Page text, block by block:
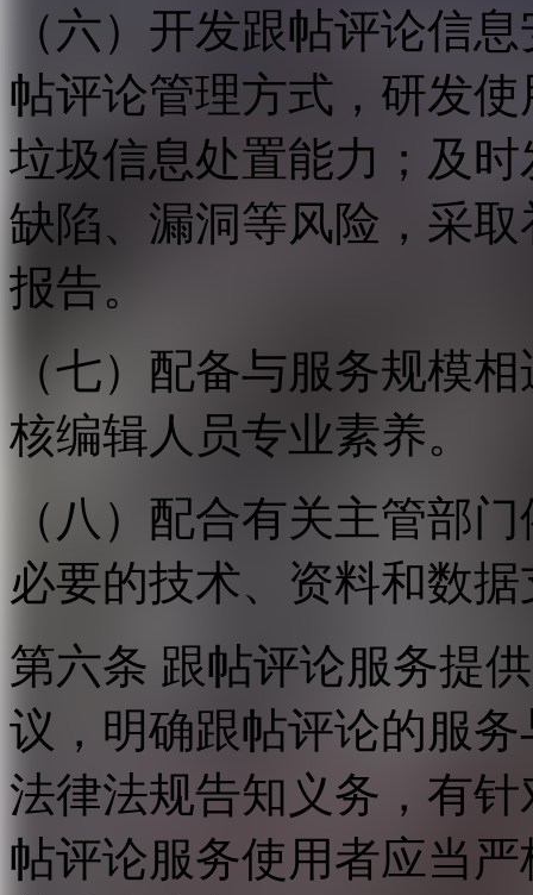
（六）开发跟帖评论信
帖评论管理方式，研发
垃圾信息处置能力；及
缺陷、漏洞等风险，采
报告。
（七）配备与服务规模
核编辑人员专业素养。
（八）配合有关主管部
必要的技术、资料和数
第六条 跟帖评论服务提
议，明确跟帖评论的服
法律法规告知义务，有
帖评论服务使用者应当